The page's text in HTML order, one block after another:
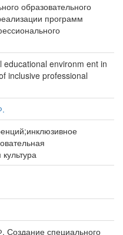
образовательного
программ
educational environm ent in
inclusive professional
Создание специального